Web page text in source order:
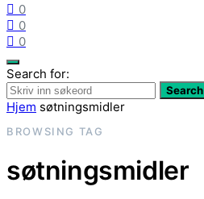
0
0
0
Search for:
Search
Hjem søtningsmidler
BROWSING TAG
søtningsmidler